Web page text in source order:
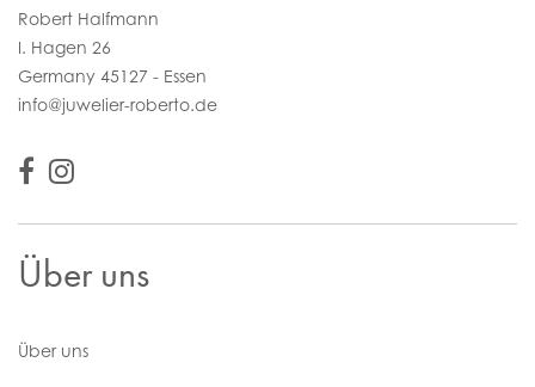
Robert Halfmann
I. Hagen 26
Germany 45127 - Essen
info@juwelier-roberto.de
Über uns
Über uns